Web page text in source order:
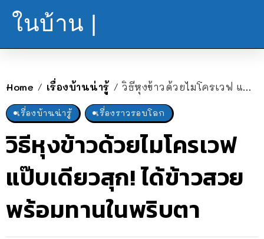
ในบ้าน |
Home / เรื่องบ้านน่ารู้ / วิธีหุงข้าวด้วยไมโครเวฟ แป๊บเดียวสุก! ได้ข้าวสวยพร้อมทานในพริบตา
เรื่องบ้านน่ารู้ เรื่องราวรอบโลก
วิธีหุงข้าวด้วยไมโครเวฟ
แป๊บเดียวสุก! ได้ข้าวสวย
พร้อมทานในพริบตา